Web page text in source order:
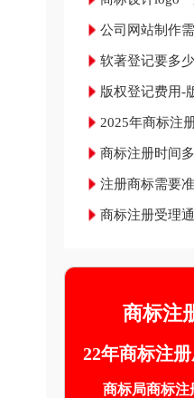
公司网站制作
软著登记要多
版权登记费用-
2025年商标注
商标注册时间
注册商标需要
商标注册受理
商标注
22年商标注册
商标局商标注